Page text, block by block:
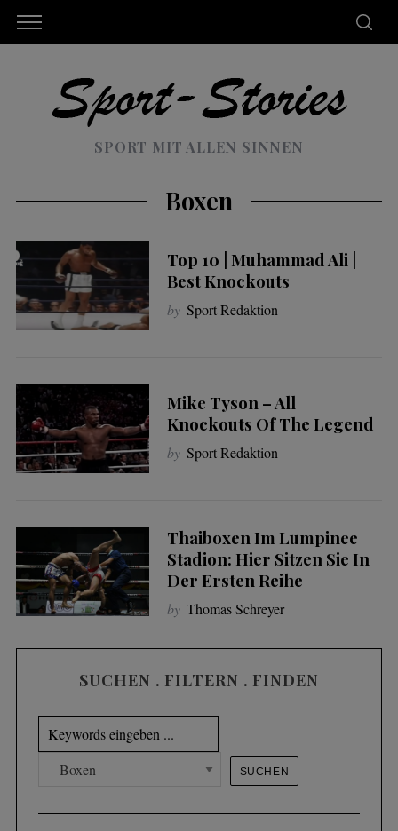
SPORT MIT ALLEN SINNEN
Boxen
Top 10 | Muhammad Ali |
Best Knockouts
by Sport Redaktion
Mike Tyson – All
Knockouts Of The Legend
by Sport Redaktion
Thaiboxen Im Lumpinee
Stadion: Hier Sitzen Sie In
Der Ersten Reihe
by Thomas Schreyer
SUCHEN . FILTERN . FINDEN